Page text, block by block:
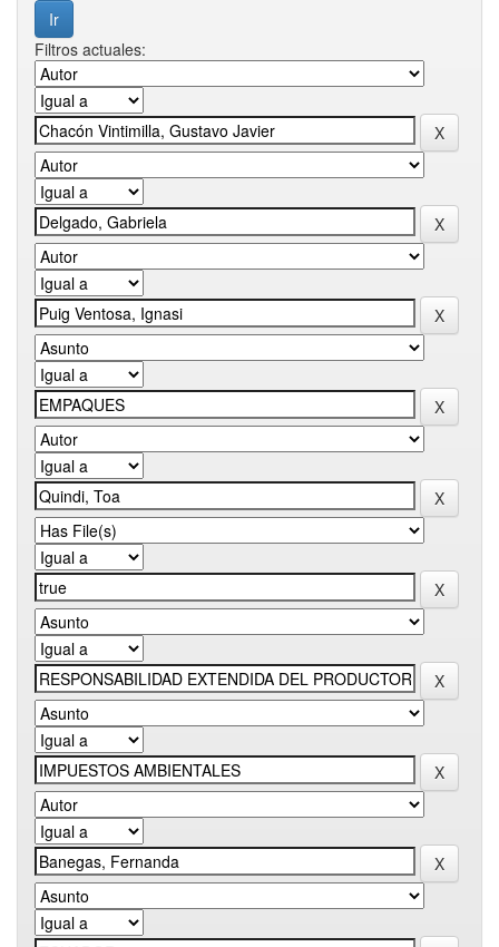
Filtros actuales: